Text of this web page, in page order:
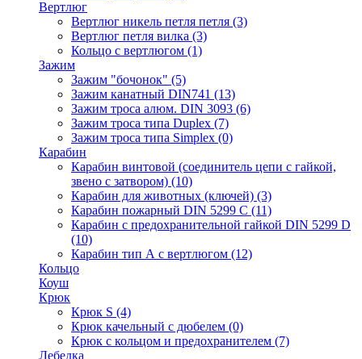
Вертлюг
Вертлюг никель петля петля (3)
Вертлюг петля вилка (3)
Кольцо с вертлюгом (1)
Зажим
Зажим "бочонок" (5)
Зажим канатный DIN741 (13)
Зажим троса алюм. DIN 3093 (6)
Зажим троса типа Duplex (7)
Зажим троса типа Simplex (0)
Карабин
Карабин винтовой (соединитель цепи с гайкой,
звено с затвором) (10)
Карабин для животных (ключей) (3)
Карабин пожарный DIN 5299 C (11)
Карабин с предохранительной гайкой DIN 5299 D
(10)
Карабин тип А с вертлюгом (12)
Кольцо
Коуш
Крюк
Крюк S (4)
Крюк качельный с дюбелем (0)
Крюк с кольцом и предохранителем (7)
Лебедка